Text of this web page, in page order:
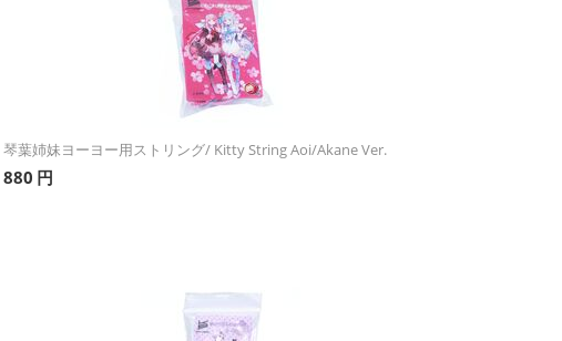
琴葉姉妹ヨーヨー用ストリング/ Kitty String Aoi/Akane Ver.
880 円